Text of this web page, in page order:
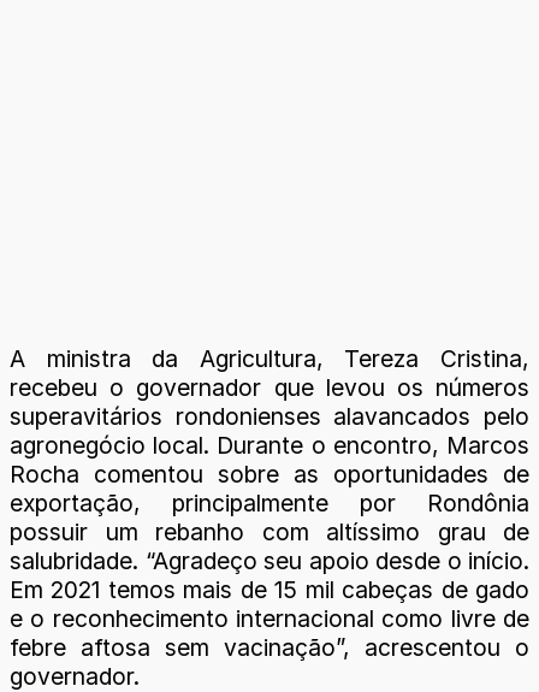
A ministra da Agricultura, Tereza Cristina,
recebeu o governador que levou os números
superavitários rondonienses alavancados pelo
agronegócio local. Durante o encontro, Marcos
Rocha comentou sobre as oportunidades de
exportação, principalmente por Rondônia
possuir um rebanho com altíssimo grau de
salubridade. “Agradeço seu apoio desde o início.
Em 2021 temos mais de 15 mil cabeças de gado
e o reconhecimento internacional como livre de
febre aftosa sem vacinação”, acrescentou o
governador.